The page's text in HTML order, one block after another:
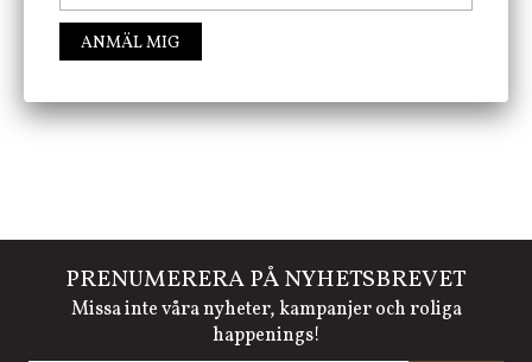
FÖLJ OSS PÅ INSTAGRAM @JBHOME
PRENUMERERA PÅ NYHETSBREVET
Missa inte våra nyheter, kampanjer och roliga
happenings!
ANMÄL MIG